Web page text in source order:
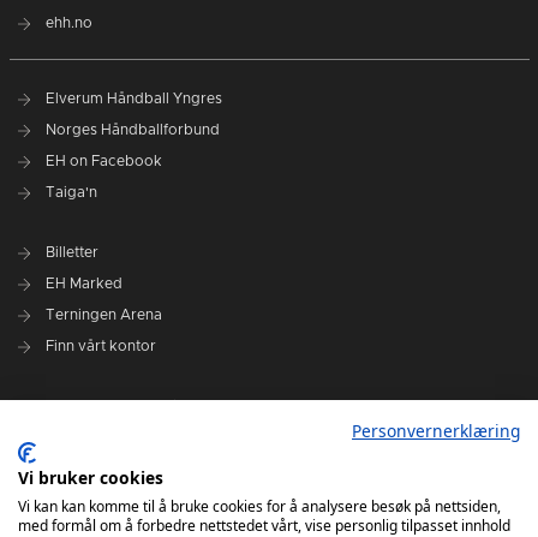
ehh.no
Elverum Håndball Yngres
Norges Håndballforbund
EH on Facebook
Taiga'n
Billetter
EH Marked
Terningen Arena
Finn vårt kontor
Administrasjonen i Elverum Håndball
Styre og utvalg
VARSLINGSRUTINER FOR ELVERUM HÅNDBALL
Personvernerklæring
Vi bruker cookies
Vi kan kan komme til å bruke cookies for å analysere besøk på nettsiden,
med formål om å forbedre nettstedet vårt, vise personlig tilpasset innhold